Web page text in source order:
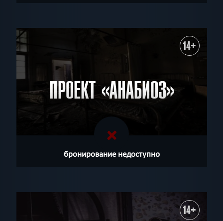
14+
ПРОЕКТ «АНАБИОЗ»
бронирование недоступно
14+